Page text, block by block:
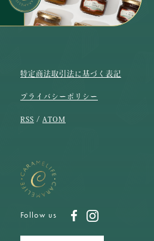
特定商法取引法に基づく表記
プライバシーポリシー
RSS / ATOM